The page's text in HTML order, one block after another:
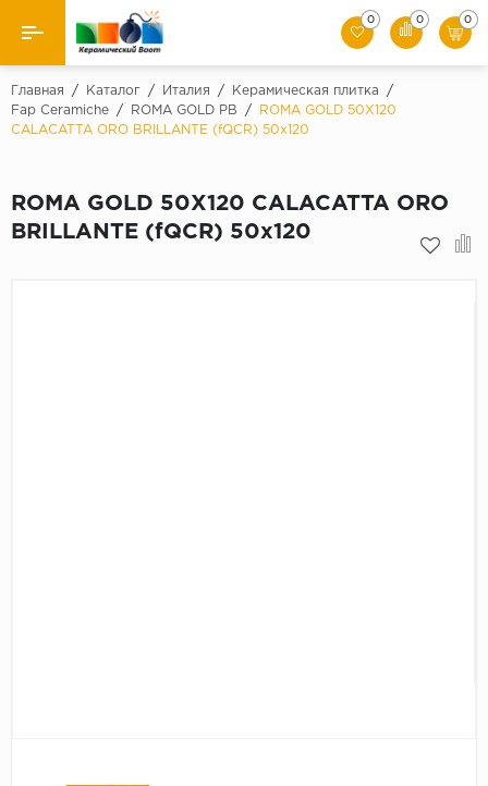
Назад
Производители
Керамогранит
0 0 0
Главная / Каталог / Италия / Керамическая плитка
/
Fap Ceramiche
/ ROMA GOLD PB /
ROMA GOLD 50X120
CALACATTA ORO BRILLANTE (fQCR) 50х120
ROMA GOLD 50X120 CALACATTA ORO
BRILLANTE (fQCR) 50х120